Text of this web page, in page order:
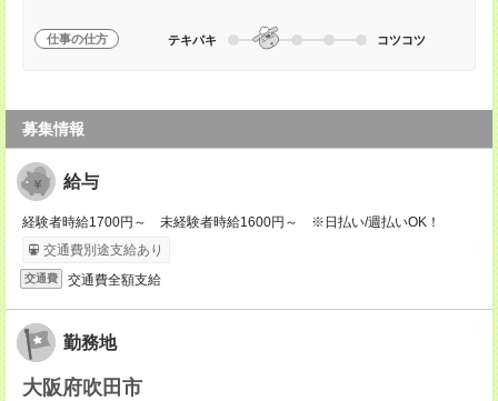
仕事の仕方 テキパキ コツコツ
募集情報
給与
経験者時給1700円～ 未経験者時給1600円～ ※日払い/週払いOK！
交通費別途支給あり
交通費 交通費全額支給
勤務地
大阪府吹田市